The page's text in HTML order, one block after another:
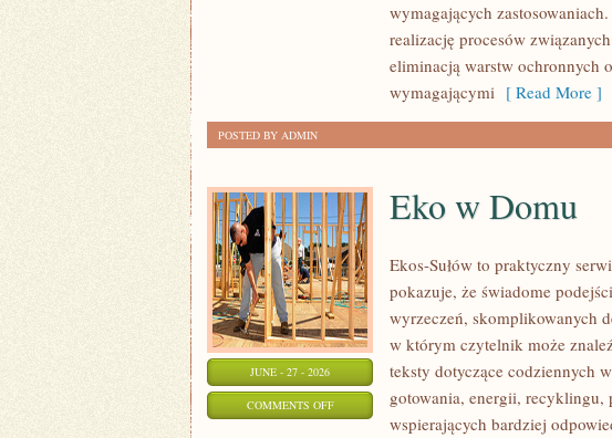
wymagających
realizację procesów
eliminacją warstw ochronnych
wymagającymi [ Read More ]
POSTED BY ADMIN
JUNE - 27 - 2026
COMMENTS OFFON
Eko w Domu
Ekos-Sułów to praktyczny
pokazuje, że świadome
wyrzeczeń, skomplikowanych
w którym czytelnik może
teksty dotyczące codziennych
gotowania, energii, recyklingu,
wspierających bardziej